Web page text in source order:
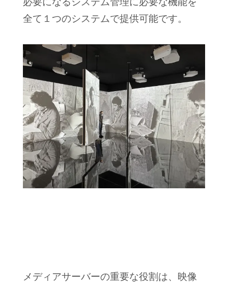
全て１つのシステムで提供可能です。
メディアサーバーの重要な役割は、映像